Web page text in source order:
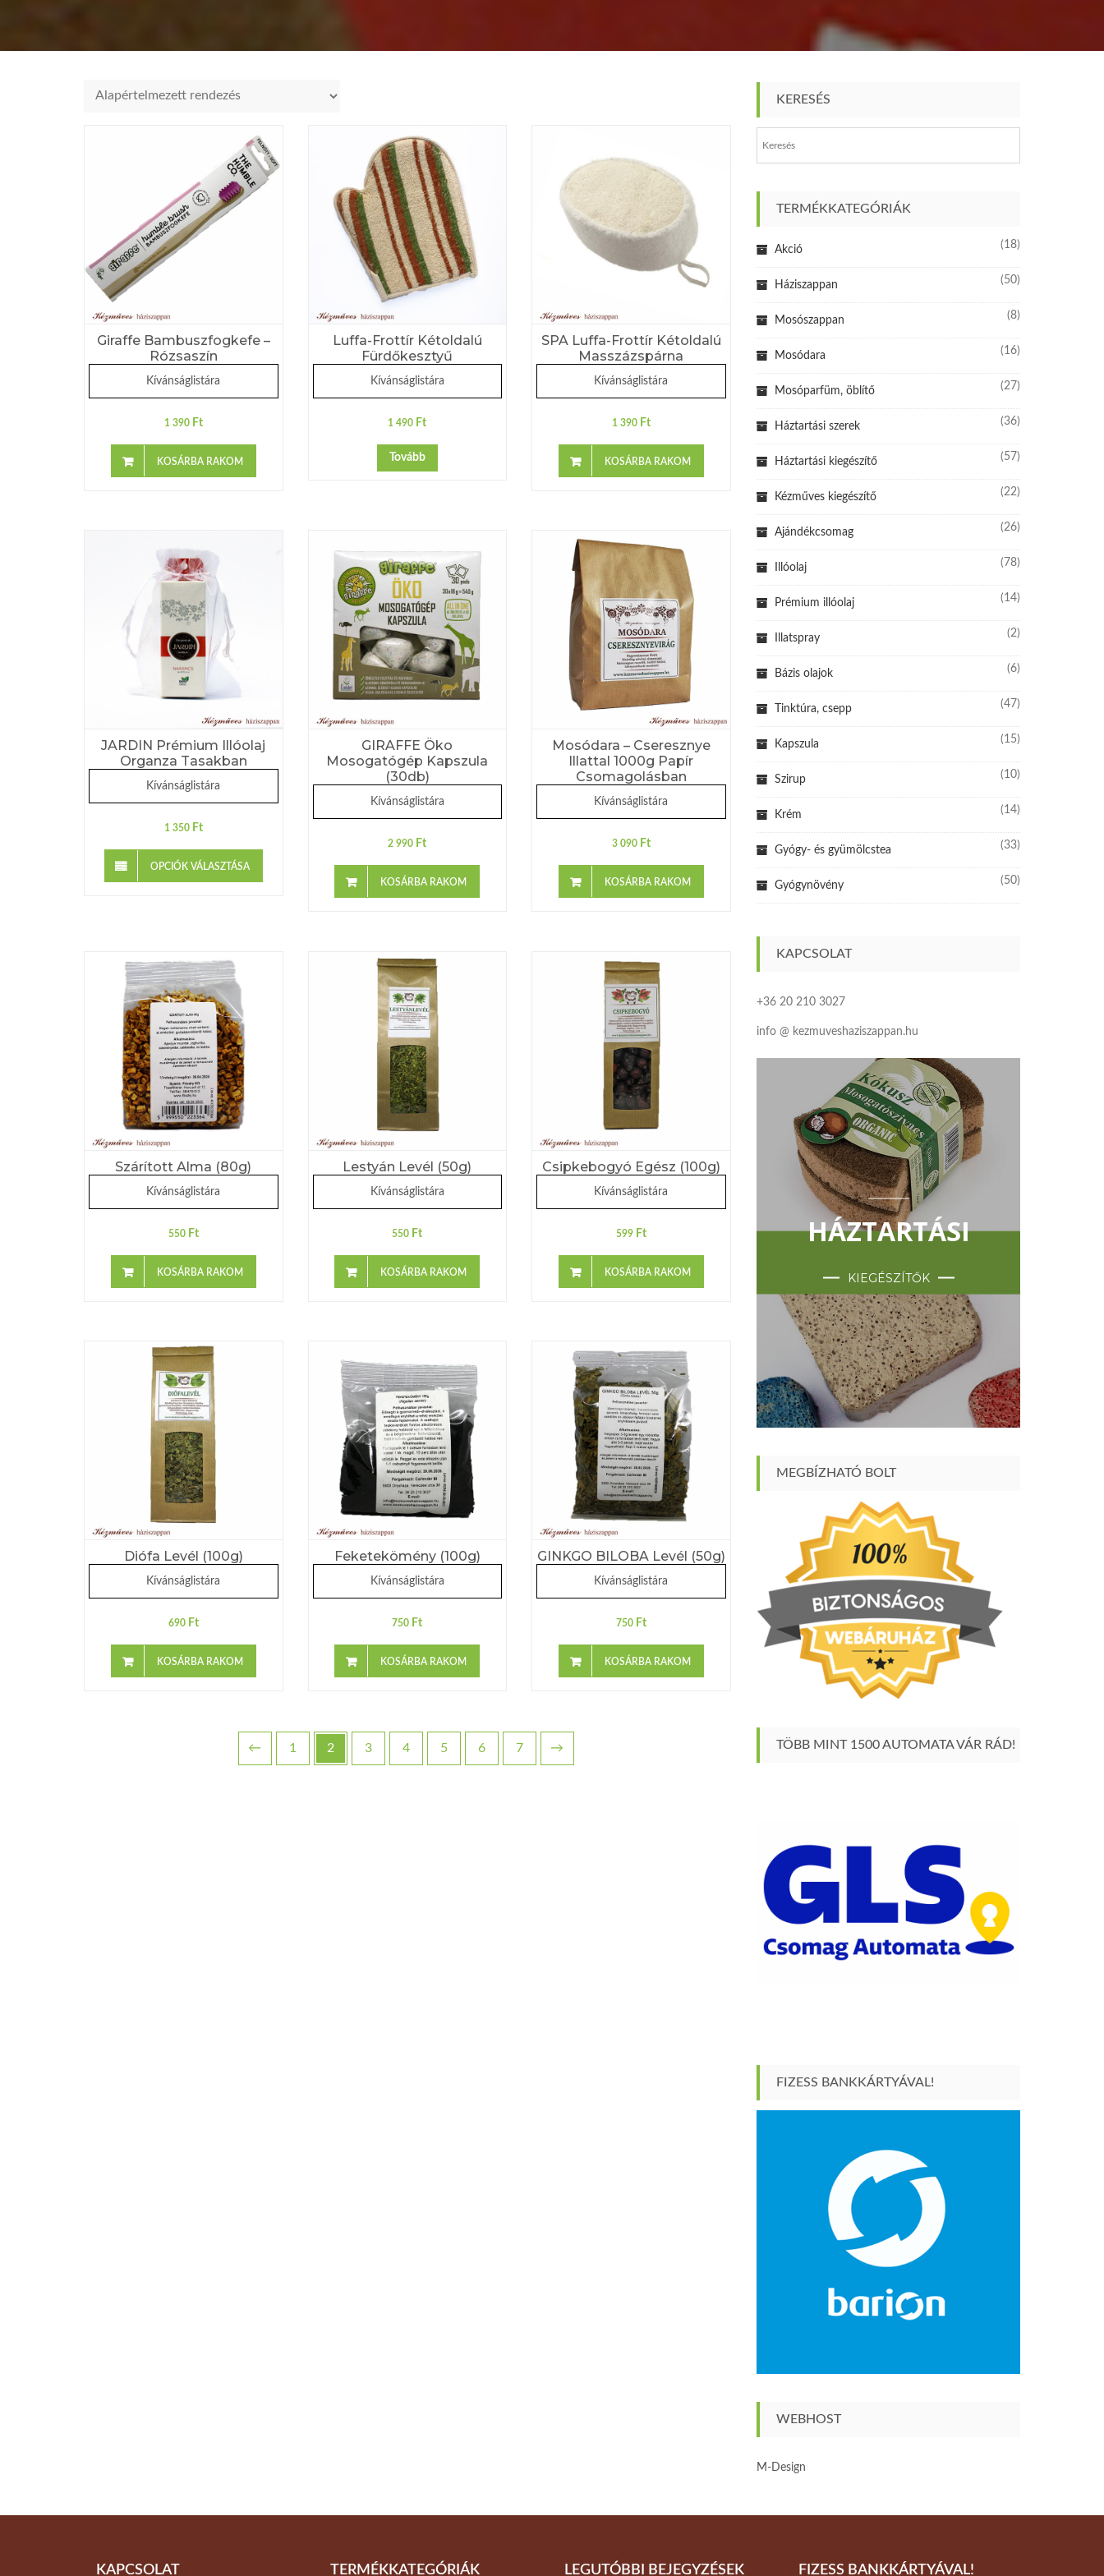
Giraffe Bambuszfogkefe –
Rózsaszín
Kívánságlistára
1 390 Ft
KOSÁRBA RAKOM
Luffa-Frottír Kétoldalú
Fürdőkesztyű
Kívánságlistára
1 490 Ft
Tovább
SPA Luffa-Frottír Kétoldalú
Masszázspárna
Kívánságlistára
1 390 Ft
KOSÁRBA RAKOM
JARDIN Prémium Illóolaj
Organza Tasakban
Kívánságlistára
1 350 Ft
OPCIÓK VÁLASZTÁSA
GIRAFFE Öko
Mosogatógép Kapszula
(30db)
Kívánságlistára
2 990 Ft
KOSÁRBA RAKOM
Mosódara – Cseresznye
Illattal 1000g Papír
Csomagolásban
Kívánságlistára
3 090 Ft
KOSÁRBA RAKOM
Szárított Alma (80g)
Kívánságlistára
550 Ft
KOSÁRBA RAKOM
Lestyán Levél (50g)
Kívánságlistára
550 Ft
KOSÁRBA RAKOM
Csipkebogyó Egész (100g)
Kívánságlistára
599 Ft
KOSÁRBA RAKOM
Diófa Levél (100g)
Kívánságlistára
690 Ft
KOSÁRBA RAKOM
Feketekömény (100g)
Kívánságlistára
750 Ft
KOSÁRBA RAKOM
GINKGO BILOBA Levél (50g)
Kívánságlistára
750 Ft
KOSÁRBA RAKOM
← 1 2 3 4 5 6 7 →
KERESÉS
TERMÉKKATEGÓRIÁK
Akció (18)
Háziszappan (50)
Mosószappan (8)
Mosódara (16)
Mosóparfüm, öblítő (27)
Háztartási szerek (36)
Háztartási kiegészítő (57)
Kézműves kiegészítő (22)
Ajándékcsomag (26)
Illóolaj (78)
Prémium illóolaj (14)
Illatspray (2)
Bázis olajok (6)
Tinktúra, csepp (47)
Kapszula (15)
Szirup (10)
Krém (14)
Gyógy- és gyümölcstea (33)
Gyógynövény (50)
KAPCSOLAT
+36 20 210 3027
info @ kezmuveshaziszappan.hu
HÁZTARTÁSI
KIEGÉSZÍTŐK
MEGBÍZHATÓ BOLT
TÖBB MINT 1500 AUTOMATA VÁR RÁD!
FIZESS BANKKÁRTYÁVAL!
WEBHOST
M-Design
KAPCSOLAT TERMÉKKATEGÓRIÁK LEGUTÓBBI BEJEGYZÉSEK FIZESS BANKKÁRTYÁVAL!